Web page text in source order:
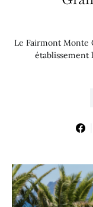
Le Fairmont Monte
établissement